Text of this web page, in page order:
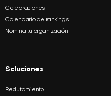
Celebraciones
Calendario de rankings
Nominá tu organización
Soluciones
Reclutamiento